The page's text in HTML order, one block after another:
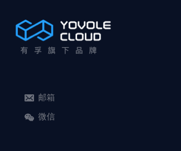
邮箱
微信